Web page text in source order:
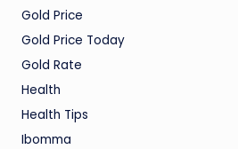
Gold Price
Gold Price Today
Gold Rate
Health
Health Tips
Ibomma